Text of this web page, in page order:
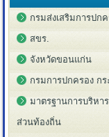
กรมส่งเสริมการปก
สขร.
จังหวัดขอนแก่น
กรมการปกครอง ก
มาตรฐานการบริหา
ส่วนท้องถิ่น